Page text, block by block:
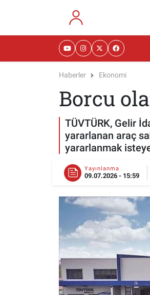
Haberler Ekonomi
Borcu
TÜVTÜRK, Gelir
yararlanan araç
yararlanmak
Yayınlanma
09.07.2026 - 15:59
RESMİ İLANLAR
SAĞLIK
MAGAZİN
TEKNOLOJİ
ESKİŞEHİR NÖBETÇİ
Eskişehir Haber İçerikleri
Eskişehir Nöbetçi Eczaneler
Eskişehir Namaz Vakitleri
Eskişehir Trafik Yoğunluk
Süper Lig Puan Durumu ve
Tüm Manşetler
Son Dakika Haberleri